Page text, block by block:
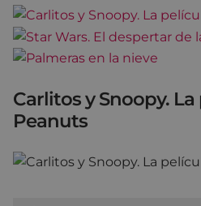
Carlitos y Snoopy.
Peanuts